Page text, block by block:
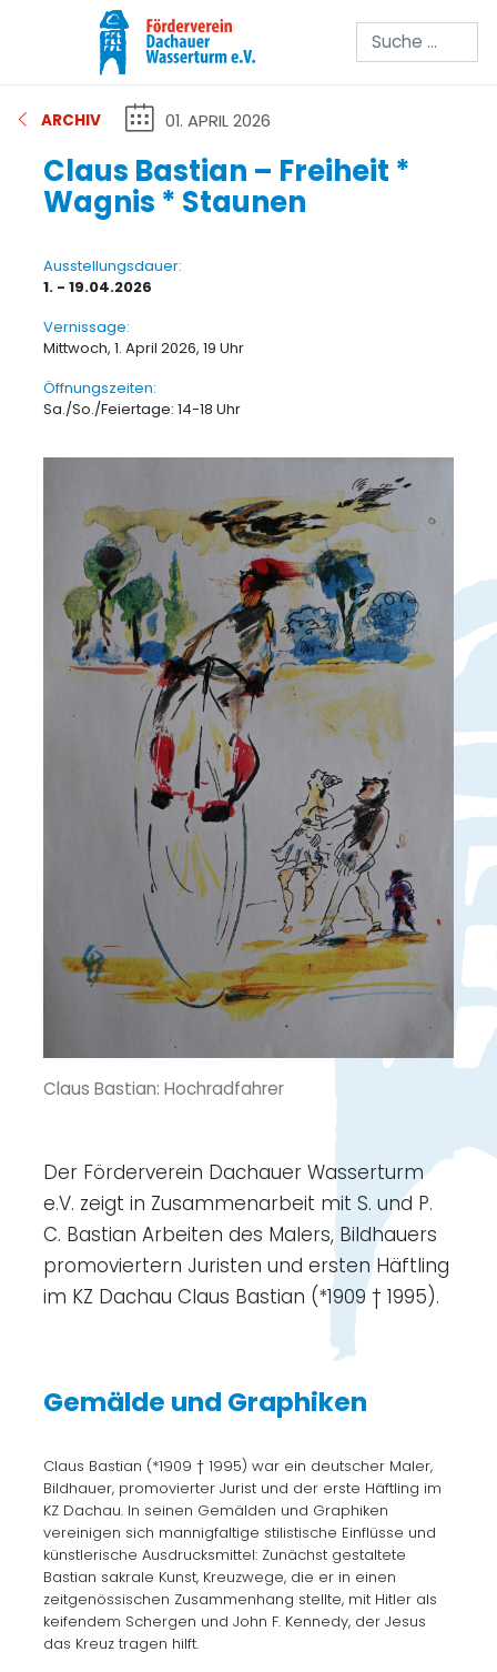
Suchen
ARCHIV 01. APRIL 2026
Claus Bastian – Freiheit *
Wagnis * Staunen
Ausstellungsdauer:
1. - 19.04.2026
Vernissage:
Mittwoch, 1. April 2026, 19 Uhr
Öffnungszeiten:
Sa./So./Feiertage: 14-18 Uhr
Claus Bastian: Hochradfahrer
Der Förderverein Dachauer Wasserturm
e.V. zeigt in Zusammenarbeit mit S. und P.
C. Bastian Arbeiten des Malers, Bildhauers
promoviertern Juristen und ersten Häftling
im KZ Dachau Claus Bastian (*1909 † 1995).
Gemälde und Graphiken
Claus Bastian (*1909 † 1995) war ein deutscher Maler,
Bildhauer, promovierter Jurist und der erste Häftling im
KZ Dachau. In seinen Gemälden und Graphiken
vereinigen sich mannigfaltige stilistische Einflüsse und
künstlerische Ausdrucksmittel: Zunächst gestaltete
Bastian sakrale Kunst, Kreuzwege, die er in einen
zeitgenössischen Zusammenhang stellte, mit Hitler als
keifendem Schergen und John F. Kennedy, der Jesus
das Kreuz tragen hilft.